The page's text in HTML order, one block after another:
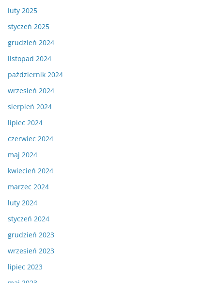
luty 2025
styczeń 2025
grudzień 2024
listopad 2024
październik 2024
wrzesień 2024
sierpień 2024
lipiec 2024
czerwiec 2024
maj 2024
kwiecień 2024
marzec 2024
luty 2024
styczeń 2024
grudzień 2023
wrzesień 2023
lipiec 2023